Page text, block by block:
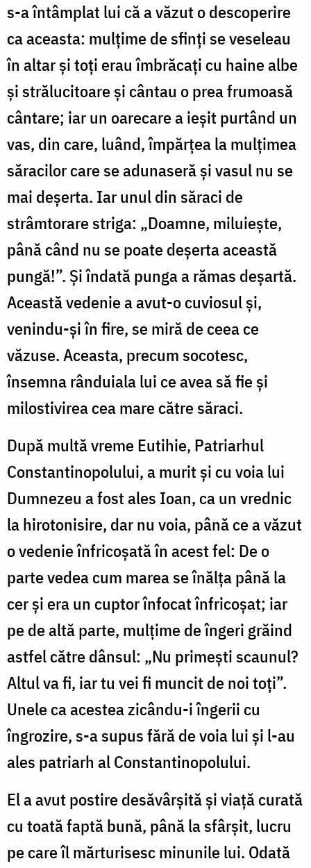
s-a întâmplat lui că a văzut o descoperire
ca aceasta: mulțime de sfinți se veseleau
în altar și toți erau îmbrăcați cu haine albe
și strălucitoare și cântau o prea frumoasă
cântare; iar un oarecare a ieșit purtând un
vas, din care, luând, împărțea la mulțimea
săracilor care se adunaseră și vasul nu se
mai deșerta. Iar unul din săraci de
strâmtorare striga: „Doamne, miluiește,
până când nu se poate deșerta această
pungă!”. Și îndată punga a rămas deșartă.
Această vedenie a avut-o cuviosul și,
venindu-și în fire, se miră de ceea ce
văzuse. Aceasta, precum socotesc,
însemna rânduiala lui ce avea să fie și
milostivirea cea mare către săraci.
După multă vreme Eutihie, Patriarhul
Constantinopolului, a murit și cu voia lui
Dumnezeu a fost ales Ioan, ca un vrednic
la hirotonisire, dar nu voia, până ce a văzut
o vedenie înfricoșată în acest fel: De o
parte vedea cum marea se înălța până la
cer și era un cuptor înfocat înfricoșat; iar
pe de altă parte, mulțime de îngeri grăind
astfel către dânsul: „Nu primești scaunul?
Altul va fi, iar tu vei fi muncit de noi toți”.
Unele ca acestea zicându-i îngerii cu
îngrozire, s-a supus fără de voia lui și l-au
ales patriarh al Constantinopolului.
El a avut postire desăvârșită și viață curată
cu toată faptă bună, până la sfârșit, lucru
pe care îl mărturisesc minunile lui. Odată